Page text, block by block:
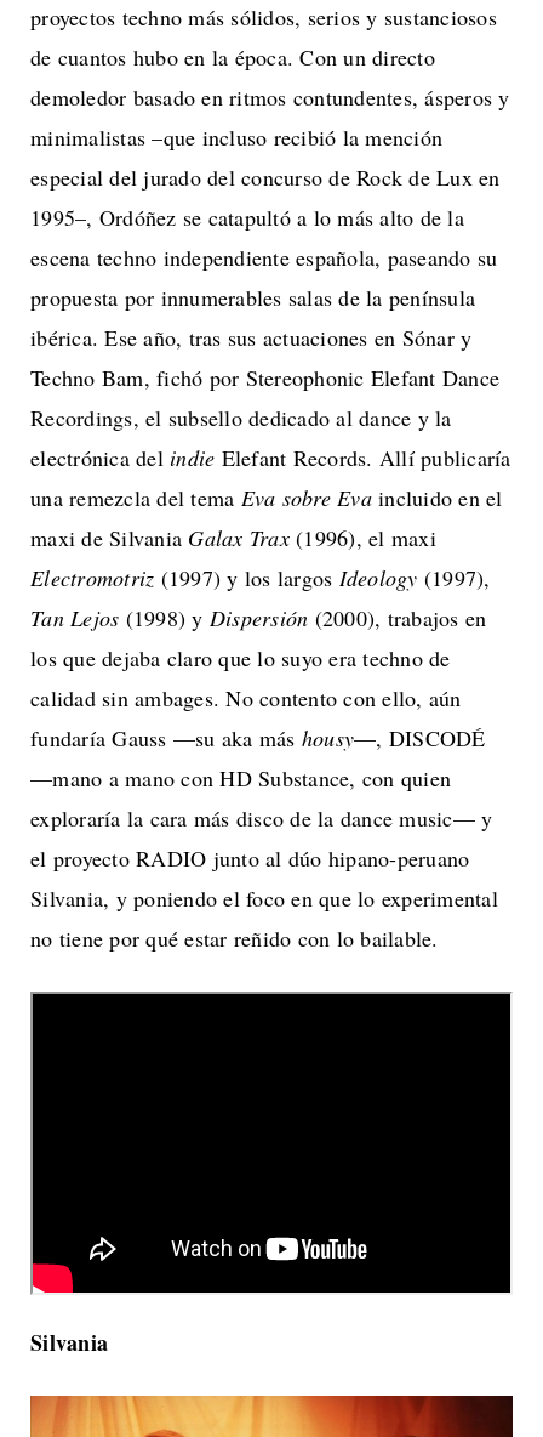
proyectos techno más sólidos, serios y sustanciosos
de cuantos hubo en la época. Con un directo
demoledor basado en ritmos contundentes, ásperos y
minimalistas –que incluso recibió la mención
especial del jurado del concurso de Rock de Lux en
1995–, Ordóñez se catapultó a lo más alto de la
escena techno independiente española, paseando su
propuesta por innumerables salas de la península
ibérica. Ese año, tras sus actuaciones en Sónar y
Techno Bam, fichó por Stereophonic Elefant Dance
Recordings, el subsello dedicado al dance y la
electrónica del indie Elefant Records. Allí publicaría
una remezcla del tema Eva sobre Evaincluido en el
maxi de Silvania Galax Trax(1996), el maxi
Electromotriz (1997) y los largos Ideology (1997),
Tan Lejos (1998) y Dispersión (2000), trabajos en
los que dejaba claro que lo suyo era techno de
calidad sin ambages. No contento con ello, aún
fundaría Gauss —su aka más housy—, DISCODÉ
—mano a mano con HD Substance, con quien
exploraría la cara más disco de la dance music— y
el proyecto RADIO junto al dúo hipano-peruano
Silvania, y poniendo el foco en que lo experimental
no tiene por qué estar reñido con lo bailable.
Silvania